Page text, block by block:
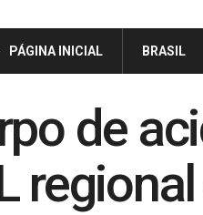
PÁGINA INICIAL BRASIL
de